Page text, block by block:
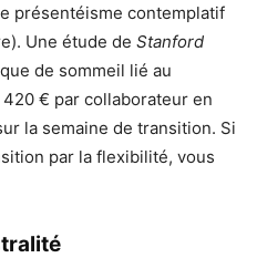
présentéisme contemplatif
Une étude de Stanford
de sommeil lié au
€ par collaborateur en
la semaine de transition. Si
par la flexibilité, vous